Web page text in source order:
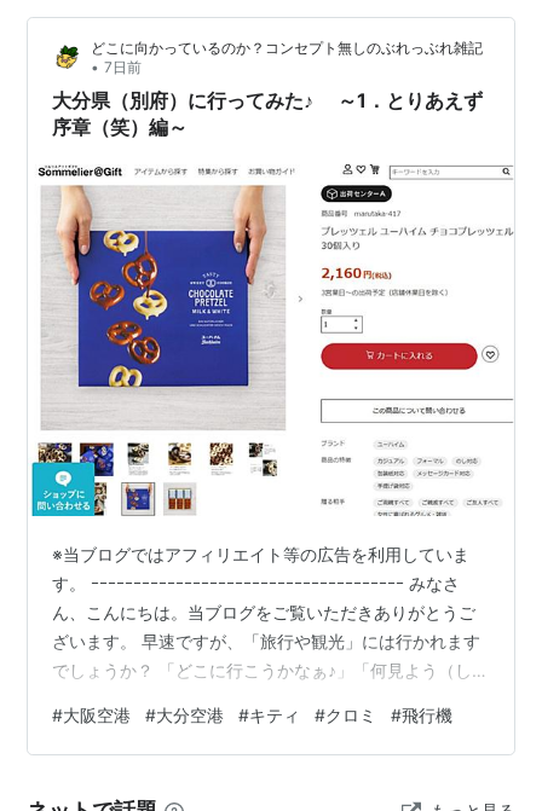
人間時の名前は「
『おねがいマイメロディ』キャラクターソングア
ルバム黒盤
子供のみならず、絶妙なストーリー展開が大人に
も大人気の「おねがいマイメロディ」初のキャラ
ソンアルバムが2枚同時リリース！
「黒盤」はどこか憎めないマイメロのライバル・
クロミとバク、そして柊たちによる演歌アリ、パ
ンクアリ、デュエットアリと、ハジけた一枚とな
く、そんなクロミマニアのために作ったマニア垂
涎のアイテムです。
TVアニメ「おねがいマイメロデ
盤」
アーティスト:イメージ・アルバム,ま
どこに向かっているのか？コンセプト無しのぶれっぶれ雑記
• 7日前
大分県（別府）に行ってみた♪ ～1．とりあえず
序章（笑）編～
※当ブログではアフィリエイト等の広告を利用していま
す。 ｰｰｰｰｰｰｰｰｰｰｰｰｰｰｰｰｰｰｰｰｰｰｰｰｰｰｰｰｰｰｰｰｰｰｰｰｰ みなさ
ん、こんにちは。当ブログをご覧いただきありがとうご
ざいます。 早速ですが、「旅行や観光」には行かれます
でしょうか？ 「どこに行こうかなぁ♪」「何見よう（しよ
ど、行く前からウキウキしますよね♪ さてさて、残念なが
ら今回も仕事の関係で行きましたのでさほど時間もあり
#大阪空港 #大分空港 #キティ #クロミ #飛行機